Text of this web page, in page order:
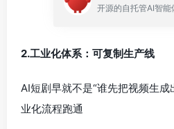
2.工业化体系：可复制生产线
AI短剧早就不是“谁先把视频生
业化流程跑通